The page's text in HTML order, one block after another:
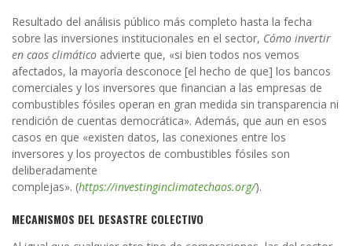
Resultado del análisis público más completo hasta la fecha
sobre las inversiones institucionales en el sector, Cómo invertir
en caos climático advierte que, «si bien todos nos vemos
afectados, la mayoría desconoce [el hecho de que] los bancos
comerciales y los inversores que financian a las empresas de
combustibles fósiles operan en gran medida sin transparencia ni
rendición de cuentas democrática». Además, que aun en esos
casos en que «existen datos, las conexiones entre los
inversores y los proyectos de combustibles fósiles son
deliberadamente
complejas». (https://investinginclimatechaos.org/).
MECANISMOS DEL DESASTRE COLECTIVO